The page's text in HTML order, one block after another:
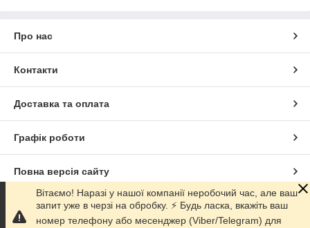
Про нас
Контакти
Доставка та оплата
Графік роботи
Повна версія сайту
Сайт створено на маркетплейсі Prom.ua
Вітаємо! Наразі у нашої компанії неробочий час, але ваш
запит уже в черзі на обробку. ⚡️ Будь ласка, вкажіть ваш
номер телефону або месенджер (Viber/Telegram) для